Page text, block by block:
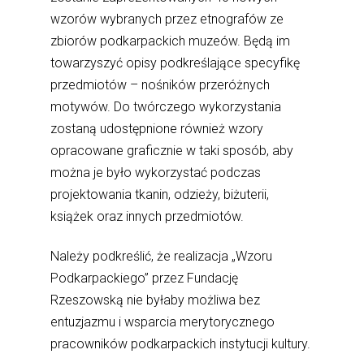
wzorów wybranych przez etnografów ze
zbiorów podkarpackich muzeów. Będą im
towarzyszyć opisy podkreślające specyfikę
przedmiotów – nośników przeróżnych
motywów. Do twórczego wykorzystania
zostaną udostępnione również wzory
opracowane graficznie w taki sposób, aby
można je było wykorzystać podczas
projektowania tkanin, odzieży, biżuterii,
książek oraz innych przedmiotów.
Należy podkreślić, że realizacja „Wzoru
Podkarpackiego” przez Fundację
Rzeszowską nie byłaby możliwa bez
entuzjazmu i wsparcia merytorycznego
pracowników podkarpackich instytucji kultury.